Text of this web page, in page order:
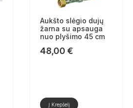
Aukšto slėgio dujų
žarna su apsauga
nuo plyšimo 45 cm
48,00 €
Į Krepšelį